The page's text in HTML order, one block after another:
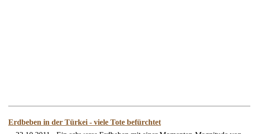
Erdbeben in der Türkei - viele Tote befürchtet